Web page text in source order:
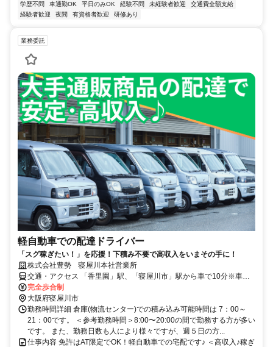
学歴不問
車通勤OK 平日のみOK 経験不問 未経験者歓迎
交通費全額支給
経験者歓迎
夜間 有資格者歓迎 研修あり
業務委託
軽自動車での配達ドライバー
「スグ稼ぎたい！」を応援！下積み不要で高収入をいまその手に！
株式会社豊勢 寝屋川本社営業所
交通・アクセス 「香里園」駅、「寝屋川市」駅から車で10分※車・
バイク通勤OK／駐車場あり
完全歩合制
大阪府寝屋川市
勤務時間詳細 倉庫(物流センター)での積み込み可能時間は 7：00～
21：00です。 ＜参考勤務時間＞8:00〜20:00の間で勤務する方が多い
です。 また、勤務日数も人により様々ですが、週５日の方...
仕事内容 免許はAT限定でOK！軽自動車での宅配です♪ ＜高収入♪稼ぎ